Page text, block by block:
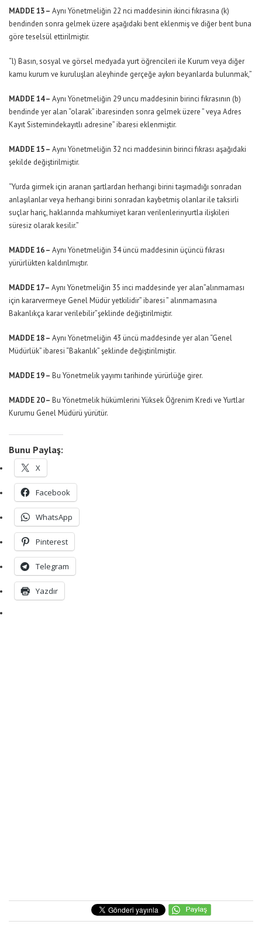
MADDE 13 – Aynı Yönetmeliğin 22 nci maddesinin ikinci fıkrasına (k)
bendinden sonra gelmek üzere aşağıdaki bent eklenmiş ve diğer bent buna
göre teselsül ettirilmiştir.
“l) Basın, sosyal ve görsel medyada yurt öğrencileri ile Kurum veya diğer
kamu kurum ve kuruluşları aleyhinde gerçeğe aykırı beyanlarda bulunmak,”
MADDE 14 – Aynı Yönetmeliğin 29 uncu maddesinin birinci fıkrasının (b)
bendinde yer alan “olarak” ibaresinden sonra gelmek üzere ” veya Adres
Kayıt Sistemindekayıtlı adresine” ibaresi eklenmiştir.
MADDE 15 – Aynı Yönetmeliğin 32 nci maddesinin birinci fıkrası aşağıdaki
şekilde değiştirilmiştir.
“Yurda girmek için aranan şartlardan herhangi birini taşımadığı sonradan
anlaşılanlar veya herhangi birini sonradan kaybetmiş olanlar ile taksirli
suçlar hariç, haklarında mahkumiyet kararı verilenlerinyurtla ilişkileri
süresiz olarak kesilir.”
MADDE 16 – Aynı Yönetmeliğin 34 üncü maddesinin üçüncü fıkrası
yürürlükten kaldırılmıştır.
MADDE 17 – Aynı Yönetmeliğin 35 inci maddesinde yer alan”alınmaması
için kararvermeye Genel Müdür yetkilidir” ibaresi ” alınmamasına
Bakanlıkça karar verilebilir”şeklinde değiştirilmiştir.
MADDE 18 – Aynı Yönetmeliğin 43 üncü maddesinde yer alan “Genel
Müdürlük” ibaresi “Bakanlık” şeklinde değiştirilmiştir.
MADDE 19 – Bu Yönetmelik yayımı tarihinde yürürlüğe girer.
MADDE 20 – Bu Yönetmelik hükümlerini Yüksek Öğrenim Kredi ve Yurtlar
Kurumu Genel Müdürü yürütür.
Bunu Paylaş:
X
Facebook
WhatsApp
Pinterest
Telegram
Yazdır